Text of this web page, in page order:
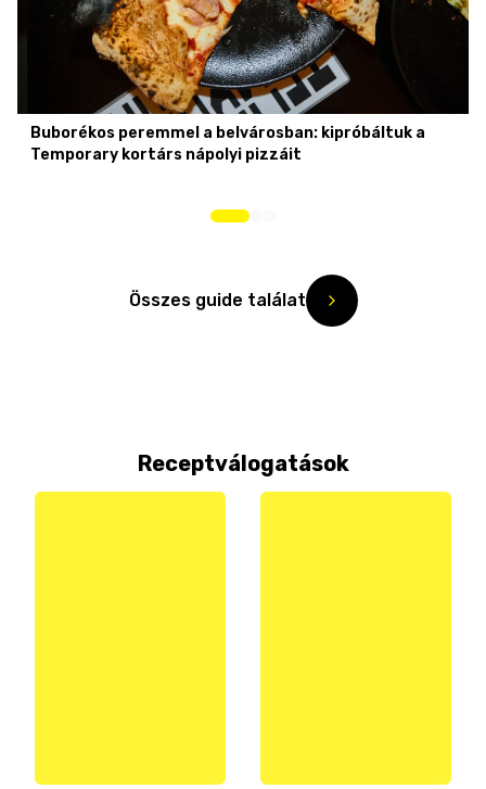
Buborékos peremmel a belvárosban: kipróbáltuk a
Temporary kortárs nápolyi pizzáit
Összes guide találat
Receptválogatások